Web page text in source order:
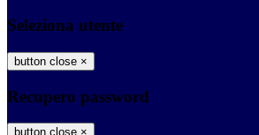
Seleziona utente
button close ×
Recupero password
button close ×